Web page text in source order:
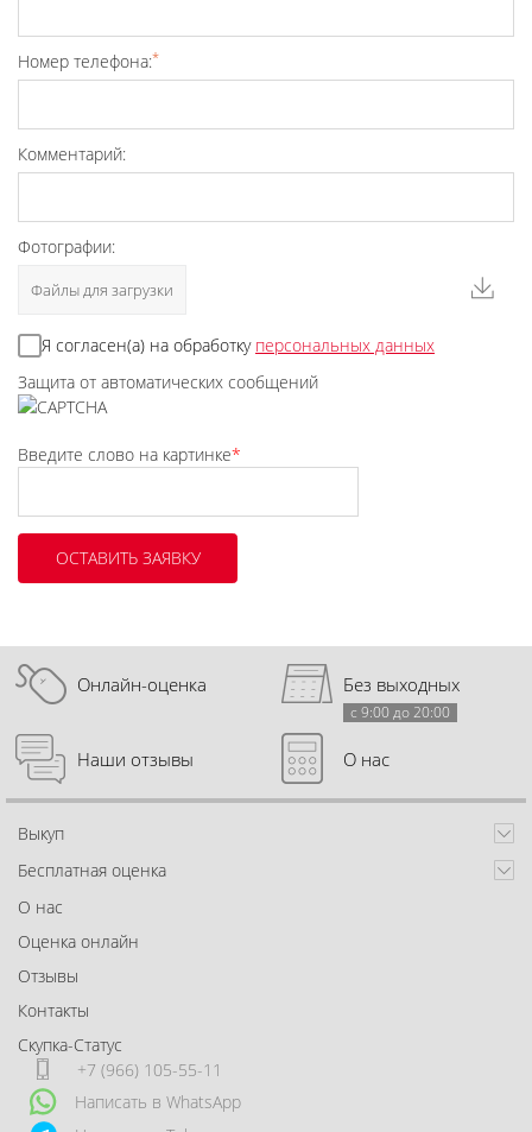
Номер телефона:*
Комментарий:
Фотографии:
Файлы для загрузки
Я согласен(а) на обработку персональных данных
Защита от автоматических сообщений
Введите слово на картинке*
Онлайн-оценка Без выходных
с 9:00 до 20:00
Наши отзывы О нас
Выкуп
Бесплатная оценка
О нас
Оценка онлайн
Отзывы
Контакты
Скупка-Статус
+7 (966) 105-55-11
Написать в WhatsApp